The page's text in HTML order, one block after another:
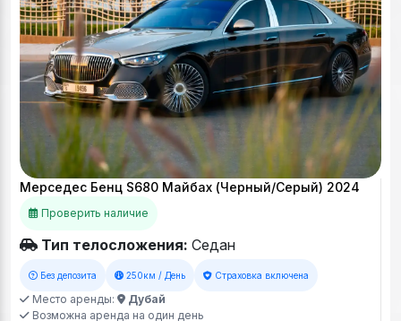
Мерседес Бенц S680 Майбах (Черный/Серый) 2024
Проверить наличие
Тип телосложения: Седан
Без депозита 250км / День Страховка включена
Место аренды:
Дубай
Возможна аренда на один день